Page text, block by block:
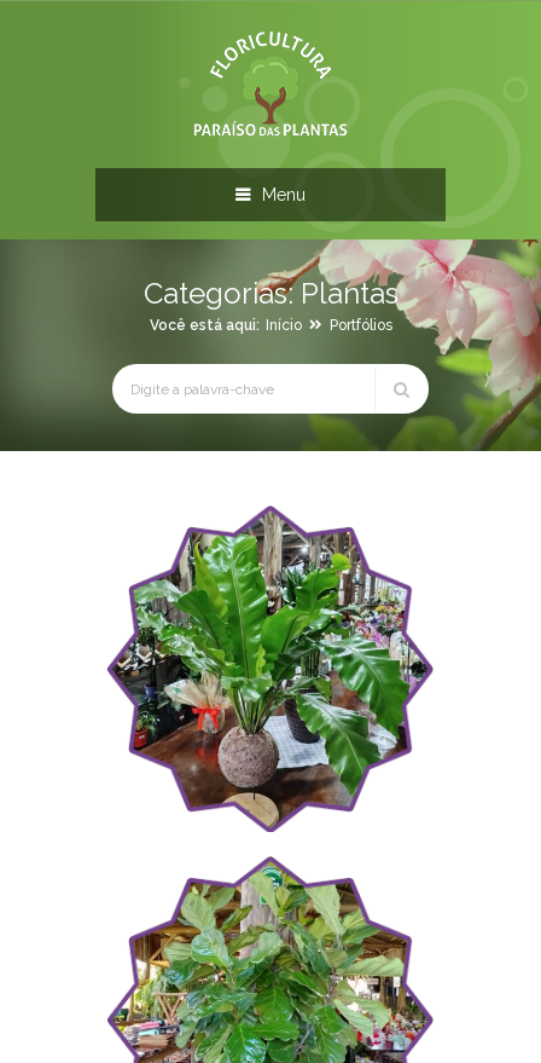
Menu
Categorias: Plantas
Você está aqui: Início Portfólios